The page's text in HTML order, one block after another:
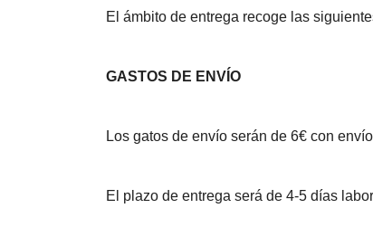
El ámbito de entrega recoge las
GASTOS DE ENVÍO
Los gatos de envío serán de 6€ con
El plazo de entrega será de 4-5 días